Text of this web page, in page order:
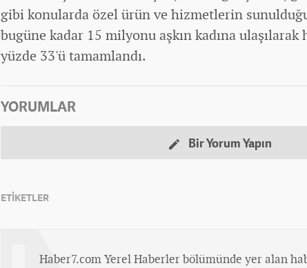
gibi konularda özel ürün ve hizmetlerin
bugüne kadar 15 milyonu aşkın kadına ulaşılarak
yüzde 33'ü tamamlandı.
YORUMLAR
Bir Yorum Yapın
ETİKETLER
Haber7.com Yerel Haberler bölümünde yer alan